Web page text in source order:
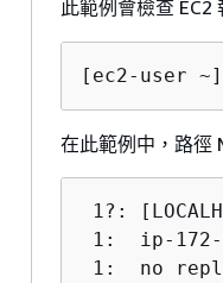
此範例會檢查 EC2
[ec2-user
在此範例中，路徑
1?:
1:  ip-172-
1:  no